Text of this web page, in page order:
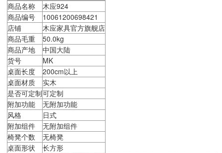
商品名称
木应924
商品编号
10061200698421
店铺
木应家具官方旗舰店
商品毛重
50.0kg
商品产地
中国大陆
货号
MK
桌面长度
200cm以上
桌面材质
实木
是否可定制可定制
附加功能
无附加功能
风格
日式
附加组件
无附加组件
椅凳个数
无椅凳
桌面形状
长方形